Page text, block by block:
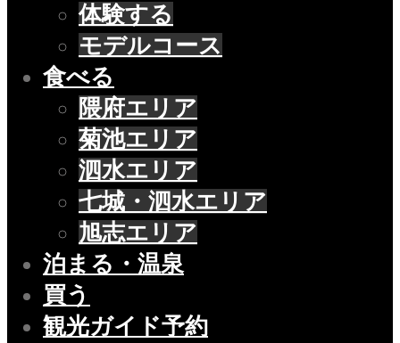
体験する
モデルコース
食べる
隈府エリア
菊池エリア
泗水エリア
七城・泗水エリア
旭志エリア
泊まる・温泉
買う
観光ガイド予約